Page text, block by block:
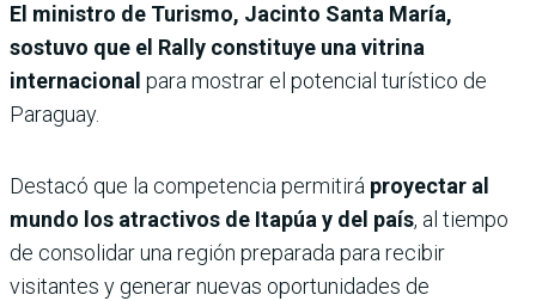
El ministro de Turismo, Jacinto Santa María,
sostuvo que el Rally constituye una vitrina
internacional para mostrar el potencial turístico de
Paraguay.
Destacó que la competencia permitirá proyectar al
mundo los atractivos de Itapúa y del país, al tiempo
de consolidar una región preparada para recibir
visitantes y generar nuevas oportunidades de